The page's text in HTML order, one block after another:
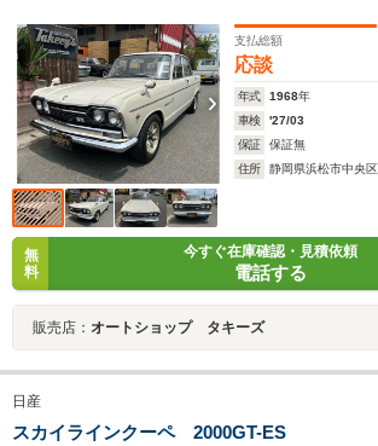
支払総額
応談
年式 1968年
車検
'27/03
保証
保証無
住所
静岡県浜松市中央区
無
料
今すぐ在庫確認・見積依頼
電話する
販売店： オートショップ タキーズ
日産
スカイラインクーペ 2000GT-ES